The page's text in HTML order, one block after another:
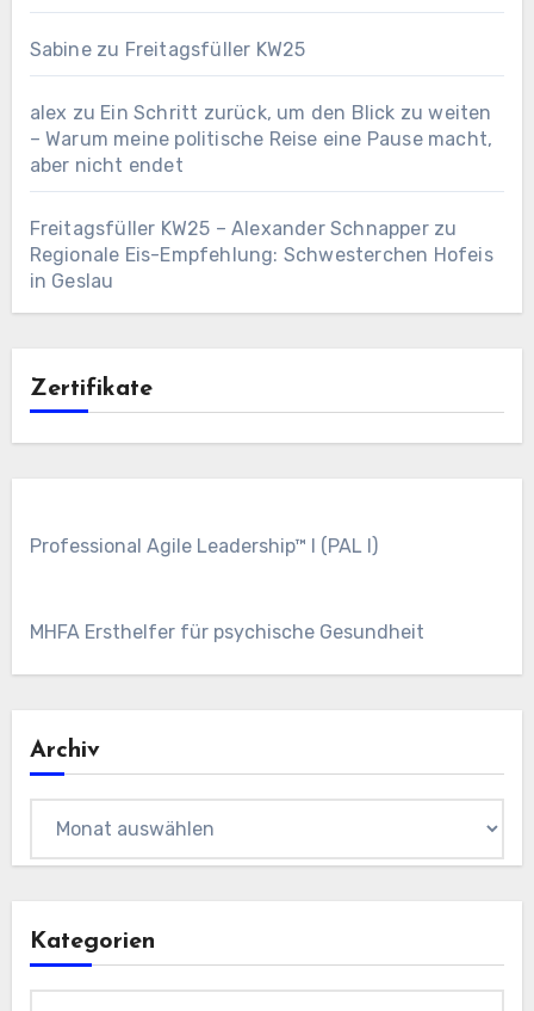
Sabinezu Freitagsfüller KW25
alex zu Ein Schritt zurück, um den Blick zu weiten
– Warum meine politische Reise eine Pause macht,
aber nicht endet
Freitagsfüller KW25 – Alexander Schnapperzu
Regionale Eis-Empfehlung: Schwesterchen Hofeis
in Geslau
Zertifikate
Professional Agile Leadership™ I (PAL I)
MHFA Ersthelfer für psychische Gesundheit
Archiv
Kategorien